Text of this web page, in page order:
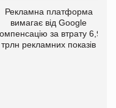
Рекламна платформа
вимагає від Google
за втрату 6,9
трлн рекламних показів